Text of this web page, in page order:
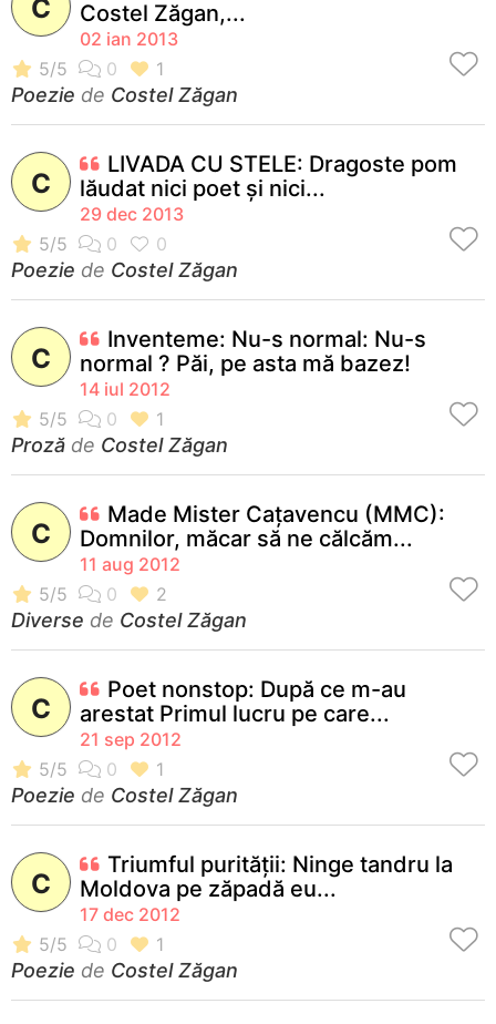
C
Costel Zăgan,...
02 ian 2013
Poezie de Costel Zăgan
C
LIVADA CU STELE: Dragoste pom
lăudat nici poet şi nici...
29 dec 2013
Poezie de Costel Zăgan
C
Inventeme: Nu-s normal: Nu-s
normal ? Păi, pe asta mă bazez!
14 iul 2012
Proză de Costel Zăgan
C
Made Mister Caţavencu (MMC):
Domnilor, măcar să ne călcăm...
11 aug 2012
Diverse de Costel Zăgan
C
Poet nonstop: După ce m-au
arestat Primul lucru pe care...
21 sep 2012
Poezie de Costel Zăgan
C
Triumful purităţii: Ninge tandru la
Moldova pe zăpadă eu...
17 dec 2012
Poezie de Costel Zăgan